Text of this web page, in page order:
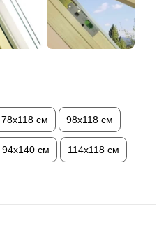
78х118 см 98х118 см
94х140 см 114х118 см